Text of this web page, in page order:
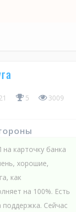
5 3009
карточку банка
хорошие,
как
на 100%. Есть
поддержка. Сейчас